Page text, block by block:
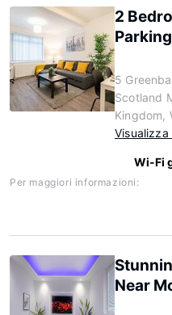
2
Parking
5
Scotland
Kingdom,
Visualizza
Wi-Fi
Per maggiori informazioni:
Near